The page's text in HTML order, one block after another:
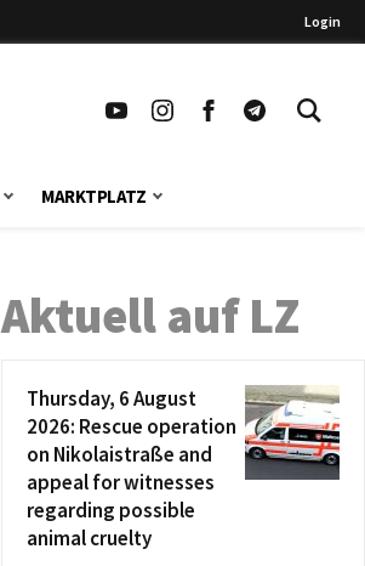
Login
MARKTPLATZ
Aktuell auf LZ
Thursday, 6 August
2026: Rescue operation
on Nikolaistraße and
appeal for witnesses
regarding possible
animal cruelty